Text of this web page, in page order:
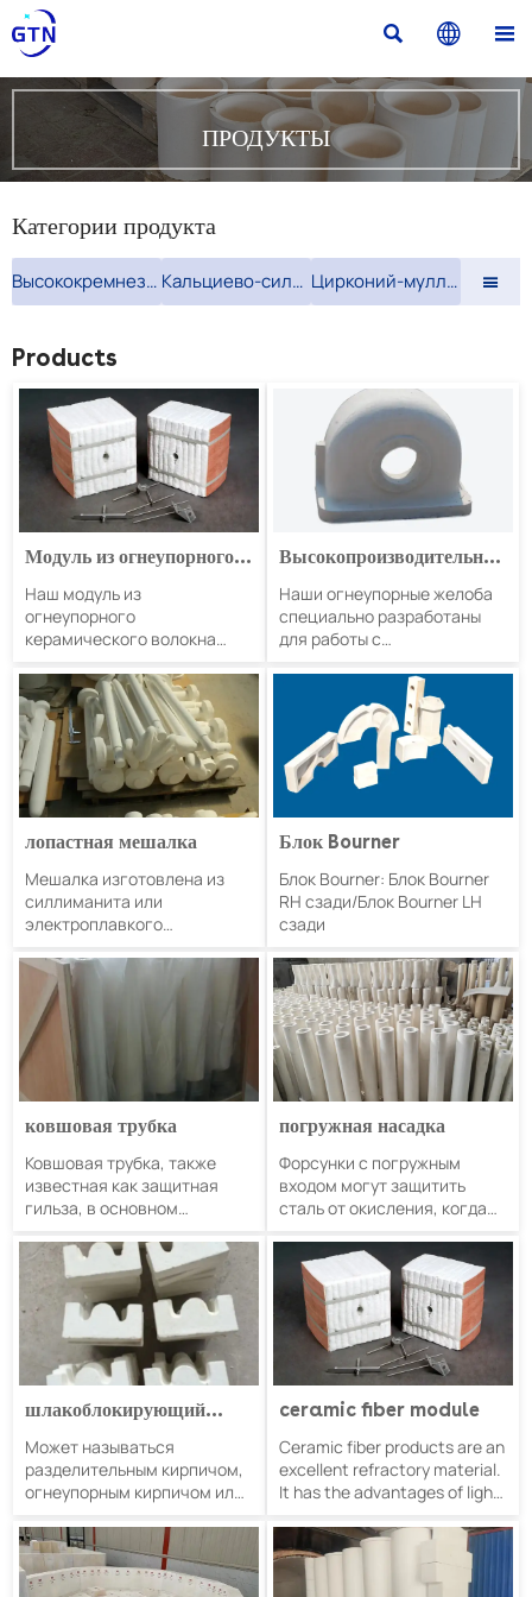
  
ПРОДУКТЫ
Категории продукта
Высококремнеземная ткань Кальциево-силикатная плита Цирконий-муллитовый кирпич 
Products
Модуль из огнеупорного
керамического волокна с
высокотемпературной
изоляцией
Наш модуль из
огнеупорного
керамического волокна
изоляционными
свойствами,
предназначенными для
выдерживания
экстремальных температур
и обеспечения
энергоэффективности в
различных отраслях
Высокопроизводительный
огнеупорный желоб для
расплавленного металла
Наши огнеупорные желоба
специально разработаны
для работы с
потоками расплавленного
металла, обеспечивая
исключительную
долговечность и
производительность.
лопастная мешалка
Мешалка изготовлена из
силлиманита или
электроплавкого
оборотов в минуту, и две
лопасти вращаются в
противоположных
направлениях.
Блок Bourner
Блок Bourner: Блок Bourner
RH сзади/Блок Bourner LH
сзади
ковшовая трубка
Ковшовая трубка, также
известная как защитная
гильза, в основном
ковшом и промежуточным
ковшом. Ее функция
заключается в
предотвращении
вторичного окисления и
разбрызгивания
расплавленной стали при
переходе из ковша в
погружная насадка
Форсунки с погружным
входом могут защитить
сталь от окисления, когда
кристаллизатор из
промковша. Они также
могут распределять жидкую
сталь и контролировать
поток в кристаллизаторе.
Наши форсунки SEN имеют
хорошую репутацию
благодаря отличной
антизасорению,
длительному сроку службы
и низкой аварийности.
шлакоблокирующий
кирпич
Может называться
разделительным кирпичом,
огнеупорным кирпичом или
обычно устанавливается за
горелкой регенеративной
нагревательной печи для
ceramic fiber module
Ceramic fiber products are an
excellent refractory material.
It has the advantages of light
resistance, lower heat
capacity, good insulation
performance, good high-